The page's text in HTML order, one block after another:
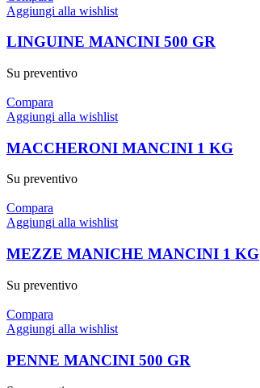
Aggiungi alla wishlist
LINGUINE MANCINI 500 GR
Su preventivo
Compara
Aggiungi alla wishlist
MACCHERONI MANCINI 1 KG
Su preventivo
Compara
Aggiungi alla wishlist
MEZZE MANICHE MANCINI 1 KG
Su preventivo
Compara
Aggiungi alla wishlist
PENNE MANCINI 500 GR